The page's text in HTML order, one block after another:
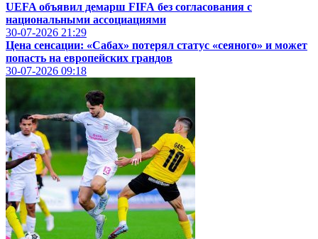
UEFA объявил демарш FIFA без согласования с
национальными ассоциациями
30-07-2026 21:29
Цена сенсации: «Сабах» потерял статус «сеяного» и может
попасть на европейских грандов
30-07-2026 09:18